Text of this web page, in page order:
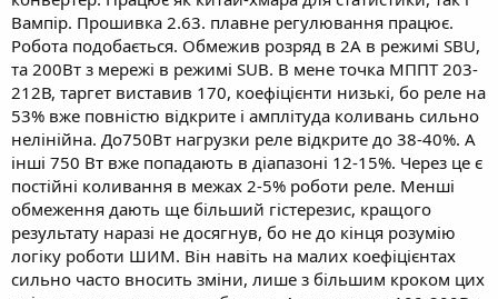
Вампір. Прошивка 2.63. плавне регулювання працює.
Робота подобається. Обмежив розряд в 2А в режимі SBU,
та 200Вт з мережі в режимі SUB. В мене точка МППТ 203-
212В, таргет виставив 170, коефіцієнти низькі, бо реле на
53% вже повністю відкрите і амплітуда коливань сильно
нелінійна. До750Вт нагрузки реле відкрите до 38-40%. А
інші 750 Вт вже попадають в діапазоні 12-15%. Через це є
постійні коливання в межах 2-5% роботи реле. Менші
обмеження дають ще більший гістерезис, кращого
результату наразі не досягнув, бо не до кінця розумію
логіку роботи ШИМ. Він навіть на малих коефіцієнтах
сильно часто вносить зміни, лише з більшим кроком цих